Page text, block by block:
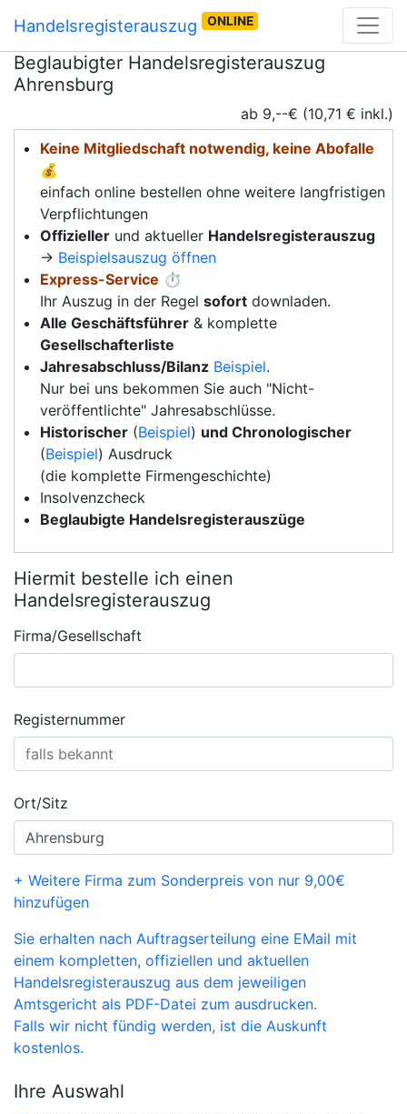
Handelsregisterauszug ONLINE
Beglaubigter Handelsregisterauszug
Ahrensburg
ab 9,--€ (10,71 € inkl.)
Keine Mitgliedschaft notwendig, keine Abofalle
💰
einfach online bestellen ohne weitere langfristigen
Verpflichtungen
Offizieller und aktueller Handelsregisterauszug
→ Beispielsauszug öffnen
Express-Service ⏱️
Ihr Auszug in der Regel sofort downladen.
Alle Geschäftsführer & komplette
Gesellschafterliste
Jahresabschluss/Bilanz Beispiel.
Nur bei uns bekommen Sie auch "Nicht-
veröffentlichte" Jahresabschlüsse.
Historischer (Beispiel) und Chronologischer
(Beispiel) Ausdruck
(die komplette Firmengeschichte)
Insolvenzcheck
Beglaubigte Handelsregisterauszüge
Hiermit bestelle ich einen
Handelsregisterauszug
Firma/Gesellschaft
Registernummer
Ort/Sitz
+ Weitere Firma zum Sonderpreis von nur 9,00€
hinzufügen
Sie erhalten nach Auftragserteilung eine EMail mit
einem kompletten, offiziellen und aktuellen
Handelsregisterauszug aus dem jeweiligen
Amtsgericht als PDF-Datei zum ausdrucken.
Falls wir nicht fündig werden, ist die Auskunft
kostenlos.
Ihre Auswahl